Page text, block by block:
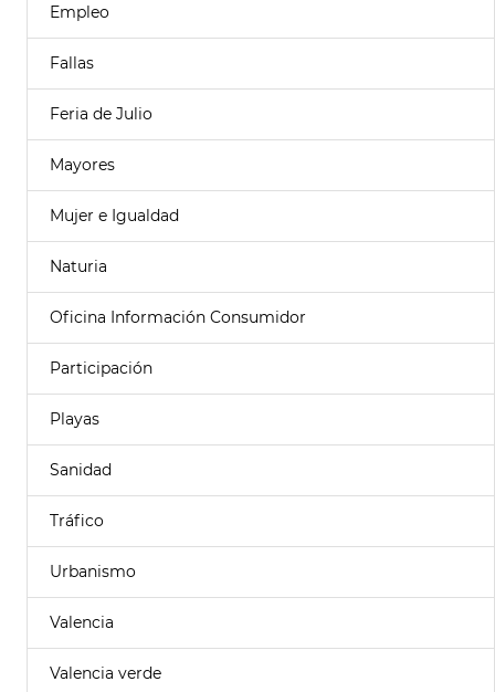
Empleo
Fallas
Feria de Julio
Mayores
Mujer e Igualdad
Naturia
Oficina Información Consumidor
Participación
Playas
Sanidad
Tráfico
Urbanismo
Valencia
Valencia verde